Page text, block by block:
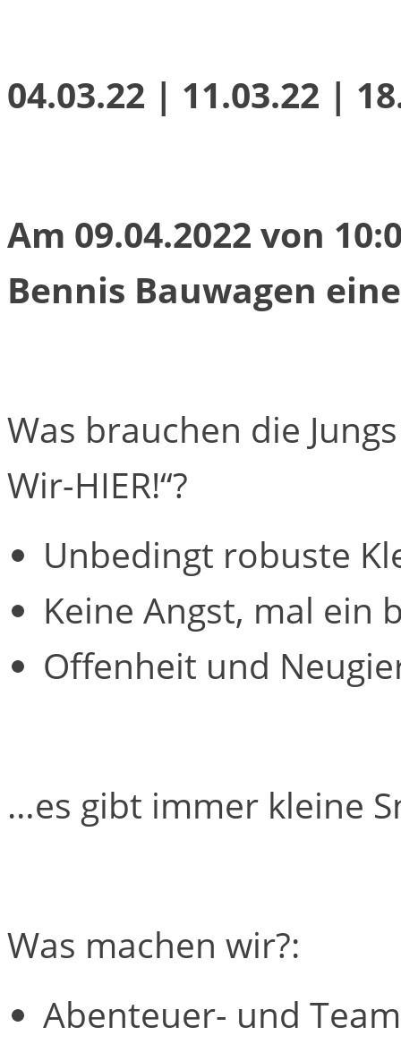
04.03.22 | 11.03.22 |
Am 09.04.2022 von
Bennis Bauwagen
Was brauchen die
Wir-HIER!“?
Unbedingt robuste
Keine Angst, mal ein
Offenheit und
…es gibt immer kleine
Was machen wir?:
Abenteuer- und